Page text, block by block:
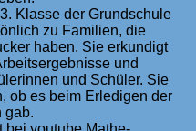
Klasse der Grundschule
zu Familien, die
haben. Sie erkundigt
und
und Schüler. Sie
ob es beim Erledigen der
gab.